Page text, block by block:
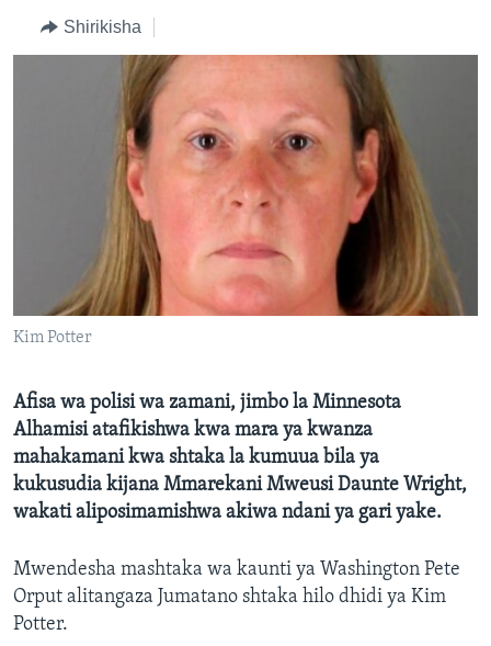
BURUNDI
KWA UNDANI 1800 UTC
Shirikisha
Kim Potter
Afisa wa polisi wa zamani, jimbo la Minnesota
Alhamisi atafikishwa kwa mara ya kwanza
mahakamani kwa shtaka la kumuua bila ya
kukusudia kijana Mmarekani Mweusi Daunte Wright,
wakati aliposimamishwa akiwa ndani ya gari yake.
Mwendesha mashtaka wa kaunti ya Washington Pete
Orput alitangaza Jumatano shtaka hilo dhidi ya Kim
Potter.